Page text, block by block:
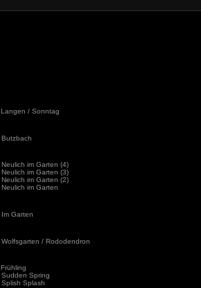
Langen / Sonntag
Butzbach
Neulich im Garten (4)
Neulich im Garten (3)
Neulich im Garten (2)
Neulich im Garten
Im Garten
Wolfsgarten / Rododendron
Frühling
Sudden Spring
Splish Splash